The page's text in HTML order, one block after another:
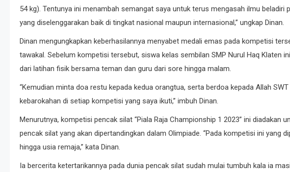
54 kg). Tentunya ini menambah semangat saya untuk terus mengasah ilmu
yang diselenggarakan baik di tingkat nasional maupun internasional,” ungkap Dinan.
Dinan mengungkapkan keberhasilannya menyabet medali emas pada kompetisi
tawakal. Sebelum kompetisi tersebut, siswa kelas sembilan SMP Nurul Haq Klaten
dari latihan fisik bersama teman dan guru dari sore hingga malam.
“Kemudian minta doa restu kepada kedua orangtua, serta berdoa kepada Allah
kebarokahan di setiap kompetisi yang saya ikuti,” imbuh Dinan.
Menurutnya, kompetisi pencak silat “Piala Raja Championship 1 2023” ini diadakan
pencak silat yang akan dipertandingkan dalam Olimpiade. “Pada kompetisi ini yang
hingga usia remaja,” kata Dinan.
Ia bercerita ketertarikannya pada dunia pencak silat sudah mulai tumbuh kala ia